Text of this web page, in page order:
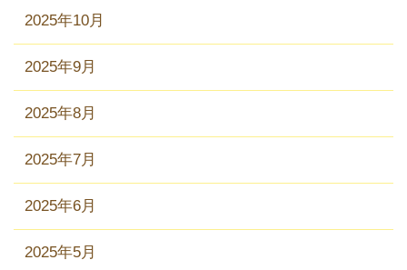
2025年10月
2025年9月
2025年8月
2025年7月
2025年6月
2025年5月